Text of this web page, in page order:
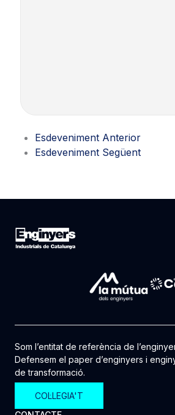
Esdeveniment Anterior
Esdeveniment Següent
Som l’entitat de referència de
Defensem el paper d’enginyers i
de transformació.
COL·LEGIA'T